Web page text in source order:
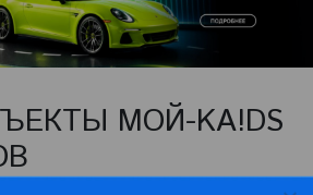
MOЙ-KA!DS